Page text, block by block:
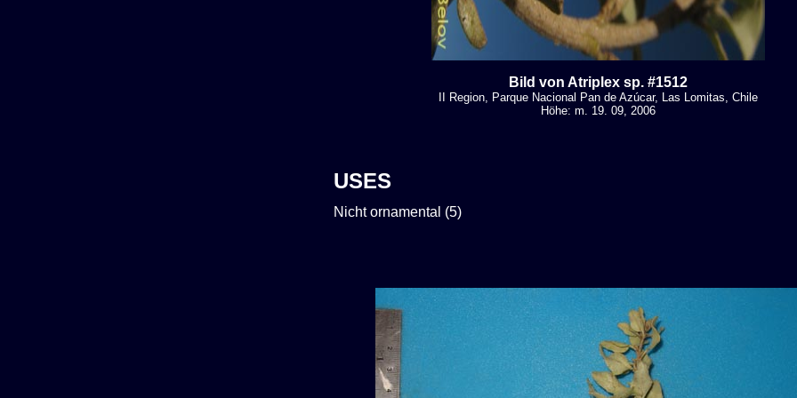
Bild von Atriplex sp. #1512
II Region, Parque Nacional Pan de Azúcar, Las Lomitas, Chile
Höhe: m. 19. 09, 2006
USES
Nicht ornamental (5)